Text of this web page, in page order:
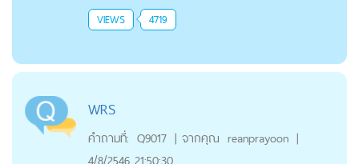
VIEWS 4719
WRS
คำถามที่: Q9017 | จากคุณ reanprayoon |
4/8/2546 21:50:30